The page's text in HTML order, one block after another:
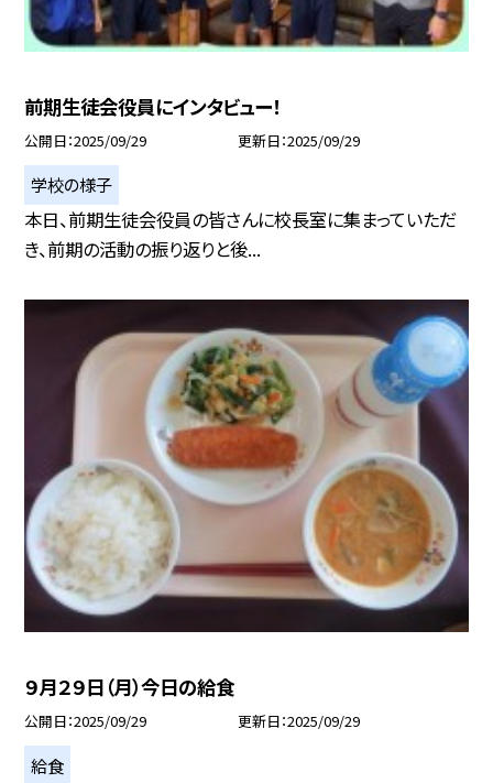
前期生徒会役員にインタビュー！
公開日 2025/09/29 更新日 2025/09/29
学校の様子
本日、前期生徒会役員の皆さんに校長室に集まっていただ
き、前期の活動の振り返りと後...
９月２９日（月）今日の給食
公開日 2025/09/29 更新日 2025/09/29
給食